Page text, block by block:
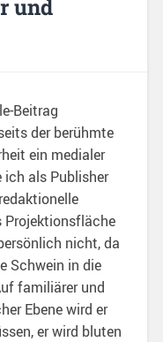
und
Beitrag
der berühmte
ein medialer
ich als Publisher
Projektionsfläche
nicht, da
Schwein in die
familiärer und
Ebene wird er
er wird bluten